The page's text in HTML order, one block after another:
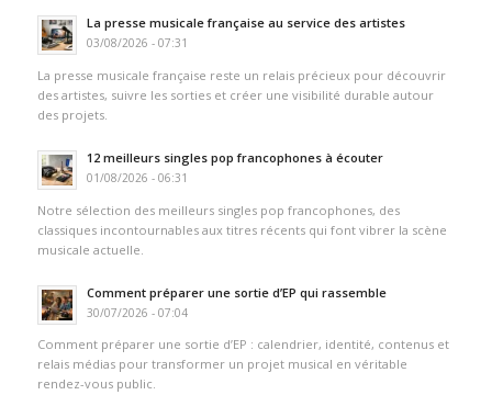
La presse musicale française au service des artistes
03/08/2026 - 07:31
La presse musicale française reste un relais précieux pour découvrir
des artistes, suivre les sorties et créer une visibilité durable autour
des projets.
12 meilleurs singles pop francophones à écouter
01/08/2026 - 06:31
Notre sélection des meilleurs singles pop francophones, des
classiques incontournables aux titres récents qui font vibrer la scène
musicale actuelle.
Comment préparer une sortie d’EP qui rassemble
30/07/2026 - 07:04
Comment préparer une sortie d’EP : calendrier, identité, contenus et
relais médias pour transformer un projet musical en véritable
rendez-vous public.